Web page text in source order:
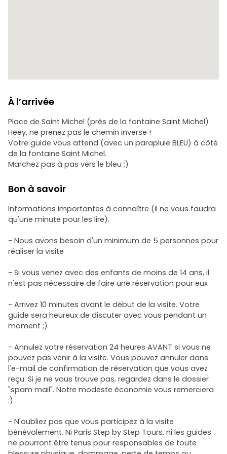
À l’arrivée
Place de Saint Michel (près de la fontaine Saint Michel)
Heey, ne prenez pas le chemin inverse !
Votre guide vous attend (avec un parapluie BLEU) à côté
de la fontaine Saint Michel.
Marchez pas à pas vers le bleu ;)
Bon à savoir
Informations importantes à connaître (il ne vous faudra
qu'une minute pour les lire).
- Nous avons besoin d'un minimum de 5 personnes pour
réaliser la visite
- Si vous venez avec des enfants de moins de 14 ans, il
n'est pas nécessaire de faire une réservation pour eux
- Arrivez 10 minutes avant le début de la visite. Votre
guide sera heureux de discuter avec vous pendant un
moment ;)
- Annulez votre réservation 24 heures AVANT si vous ne
pouvez pas venir à la visite. Vous pouvez annuler dans
l'e-mail de confirmation de réservation que vous avez
reçu. Si je ne vous trouve pas, regardez dans le dossier
"spam mail". Notre modeste économie vous remerciera
:)
- N'oubliez pas que vous participez à la visite
bénévolement. Ni Paris Step by Step Tours, ni les guides
ne pourront être tenus pour responsables de toute